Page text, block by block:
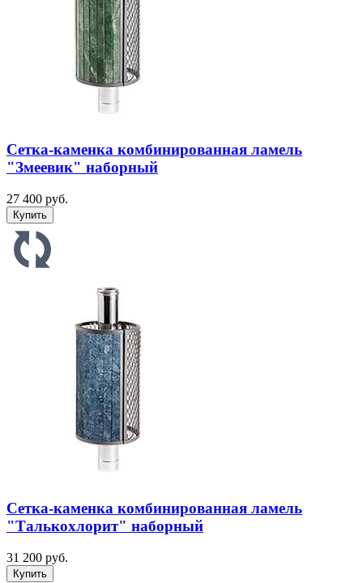
Сетка-каменка комбинированная ламель
"Змеевик" наборный
27 400 руб.
Сетка-каменка комбинированная ламель
"Талькохлорит" наборный
31 200 руб.